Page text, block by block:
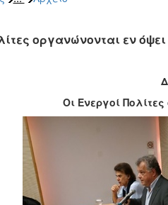
οργανώνονται εν
Οι Ενεργοί